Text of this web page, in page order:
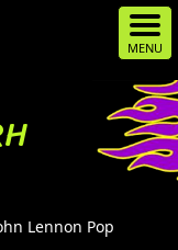
Lennon Pop